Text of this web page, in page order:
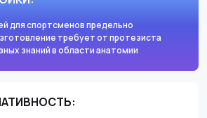
для спортсменов предельно
требует от протезиста
знаний в области анатомии